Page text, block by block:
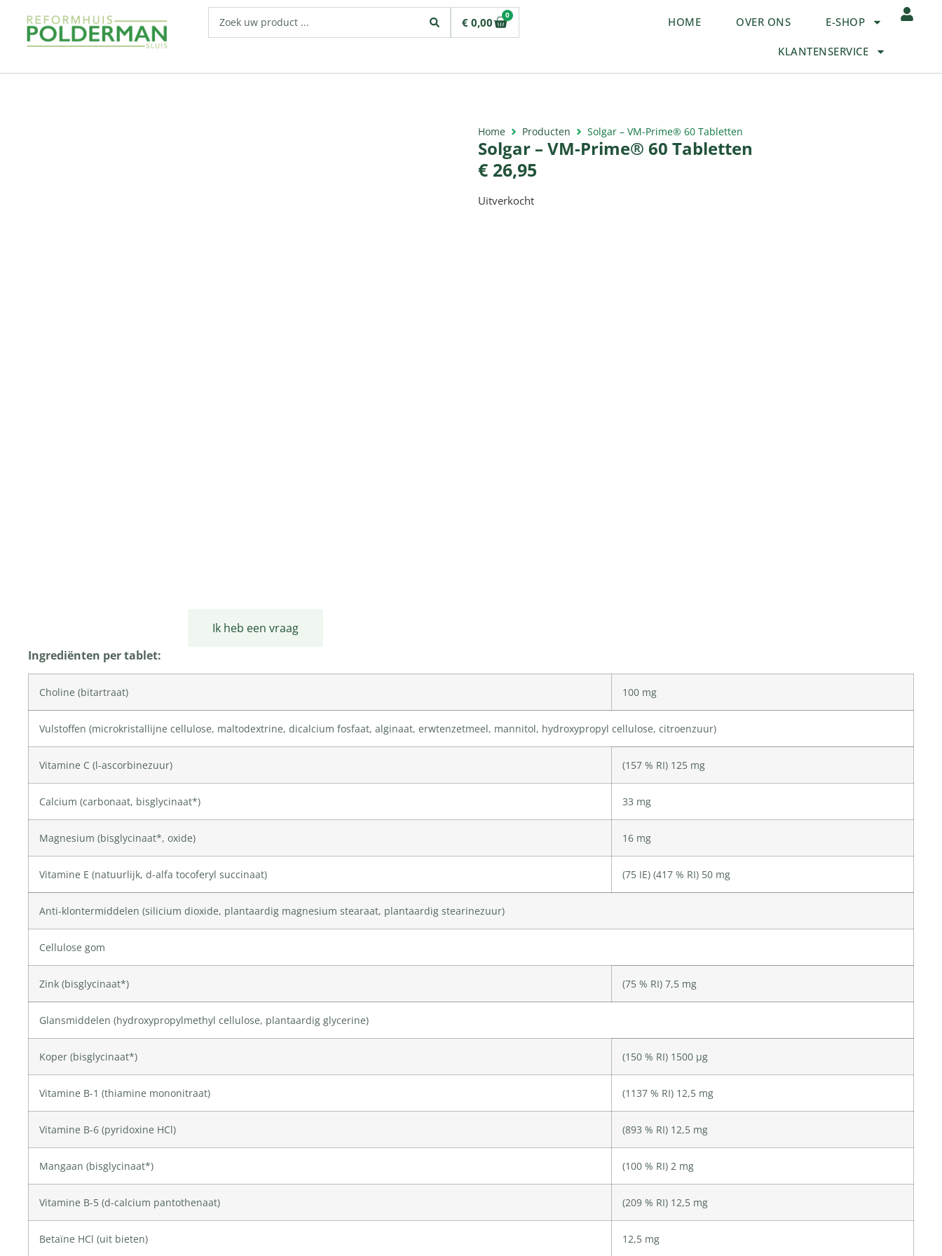
€ 0,00
0 HOME OVER ONS E-SHOP
KLANTENSERVICE
Home Producten Solgar – VM-Prime® 60 Tabletten
Solgar – VM-Prime® 60 Tabletten
€ 26,95
Uitverkocht
Ik heb een vraag
Ingrediënten per tablet:
Choline (bitartraat) 100 mg
Vulstoffen (microkristallijne cellulose, maltodextrine, dicalcium fosfaat, alginaat, erwtenzetmeel, mannitol, hydroxypropyl cellulose, citroenzuur)
Vitamine C (l-ascorbinezuur) (157 % RI) 125 mg
Calcium (carbonaat, bisglycinaat*) 33 mg
Magnesium (bisglycinaat*, oxide) 16 mg
Vitamine E (natuurlijk, d-alfa tocoferyl succinaat) (75 IE) (417 % RI) 50 mg
Anti-klontermiddelen (silicium dioxide, plantaardig magnesium stearaat, plantaardig stearinezuur)
Cellulose gom
Zink (bisglycinaat*) (75 % RI) 7,5 mg
Glansmiddelen (hydroxypropylmethyl cellulose, plantaardig glycerine)
Koper (bisglycinaat*) (150 % RI) 1500 µg
Vitamine B-1 (thiamine mononitraat) (1137 % RI) 12,5 mg
Vitamine B-6 (pyridoxine HCl) (893 % RI) 12,5 mg
Mangaan (bisglycinaat*) (100 % RI) 2 mg
Vitamine B-5 (d-calcium pantothenaat) (209 % RI) 12,5 mg
Betaïne HCl (uit bieten) 12,5 mg